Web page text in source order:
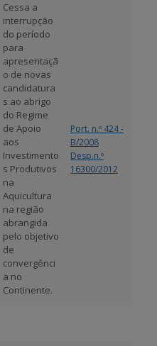
Cessa a
interrupção
do período
para
apresentaçã
o de novas
candidatura
s ao abrigo
do Regime
de Apoio
aos
Investimento
s Produtivos
na
Aquicultura
na região
abrangida
pelo objetivo
de
convergênci
a no
Continente.
Port. n.º 424 -
B/2008
Desp.n.º
16300/2012